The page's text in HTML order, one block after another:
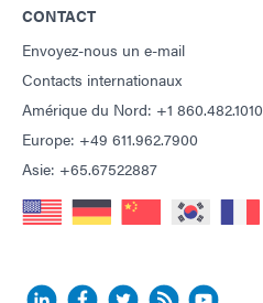
CONTACT
Envoyez-nous un e-mail
Contacts internationaux
Amérique du Nord: +1 860.482.1010
Europe: +49 611.962.7900
Asie: +65.67522887